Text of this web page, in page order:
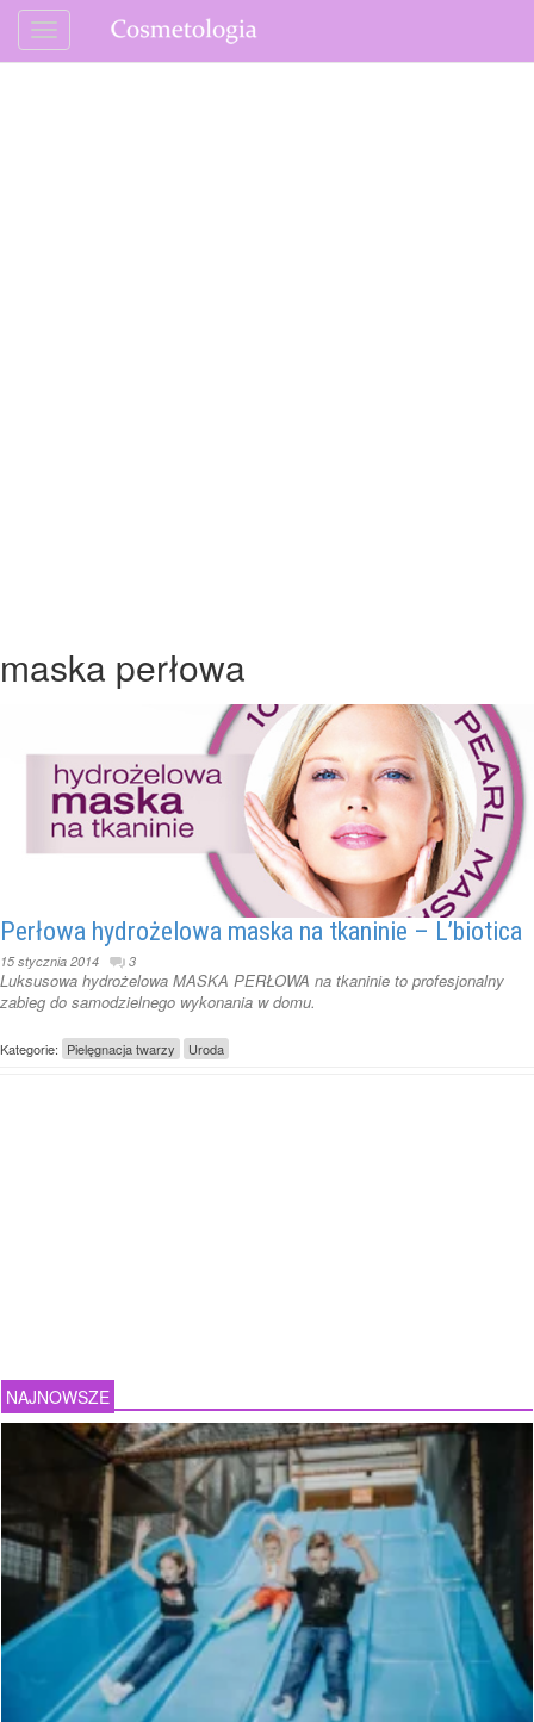
maska perłowa
Perłowa hydrożelowa maska na tkaninie – L’biotica
15 stycznia 2014 3
Luksusowa hydrożelowa MASKA PERŁOWA na tkaninie to profesjonalny
zabieg do samodzielnego wykonania w domu.
Kategorie: Pielęgnacja twarzy Uroda
NAJNOWSZE